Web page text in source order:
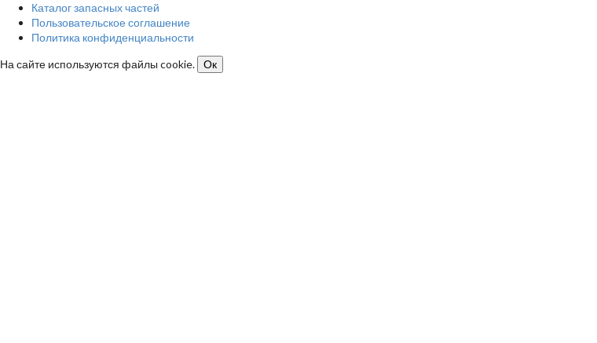
Каталог запасных частей
Пользовательское соглашение
Политика конфиденциальности
На сайте используются файлы cookie.
Ок